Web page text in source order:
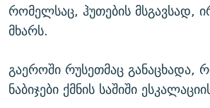
რომელსაც, ჰუთების მსგავსად,
მხარს.
გაეროში რუსეთმაც განაცხადა,
ნაბიჯები ქმნის საშიში